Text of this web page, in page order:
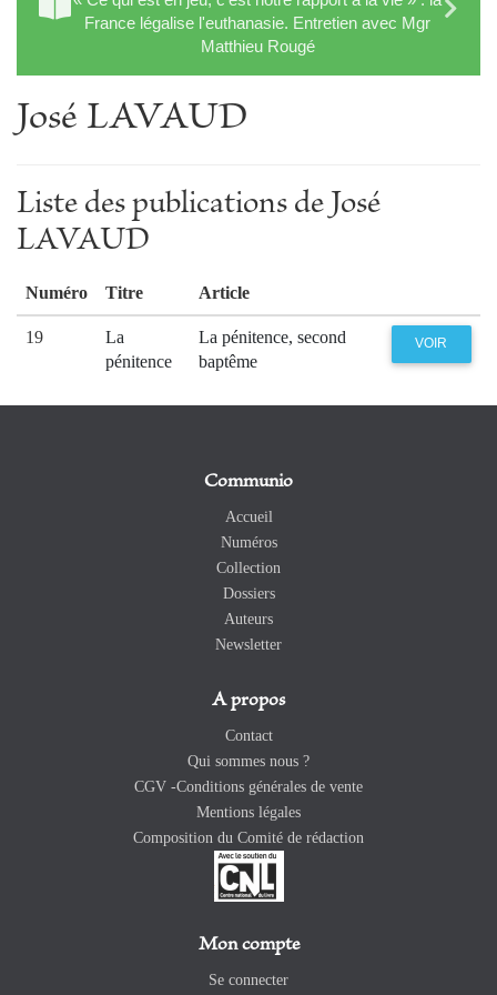
France légalise l'euthanasie. Entretien avec Mgr
Matthieu Rougé
José LAVAUD
Liste des publications de José
LAVAUD
Numéro Titre Article
19
La
pénitence
La pénitence, second
baptême
VOIR
Communio
Accueil
Numéros
Collection
Dossiers
Auteurs
Newsletter
A propos
Contact
Qui sommes nous ?
CGV -Conditions générales de vente
Mentions légales
Composition du Comité de rédaction
Mon compte
Se connecter